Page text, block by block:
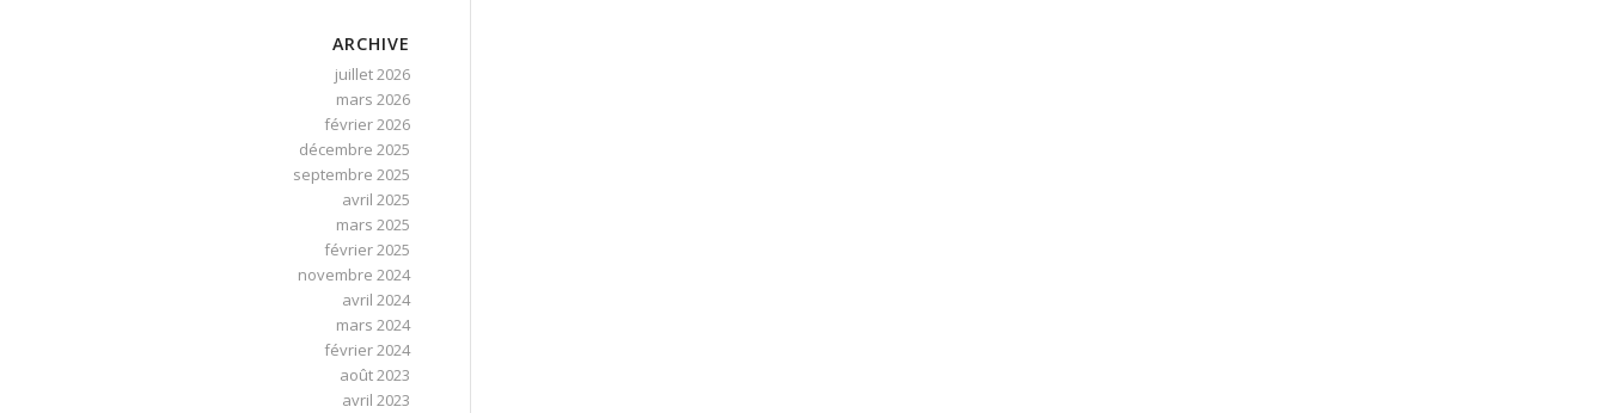
ARCHIVE
juillet 2026
mars 2026
février 2026
décembre 2025
septembre 2025
avril 2025
mars 2025
février 2025
novembre 2024
avril 2024
mars 2024
février 2024
août 2023
avril 2023